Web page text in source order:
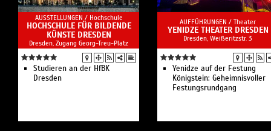
AUSSTELLUNGEN / Hochschule
HOCHSCHULE FÜR BILDENDE
KÜNSTE DRESDEN
Dresden, Zugang Georg-Treu-Platz
Studieren an der HfBK
Dresden
AUFFÜHRUNGEN / Theater
YENIDZE THEATER DRESDEN
Dresden, Weißeritzstr. 3
Yenidze auf der Festung
Königstein: Geheimnisvoller
Festungsrundgang